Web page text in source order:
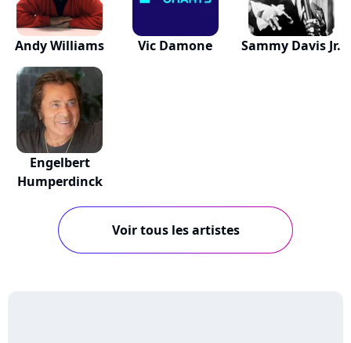
Andy Williams Vic Damone Sammy Davis Jr.
Engelbert
Humperdinck
Voir tous les artistes